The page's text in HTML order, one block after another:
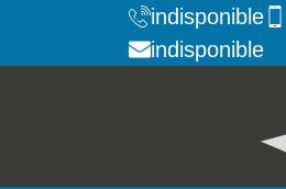
indisponible
indisponible